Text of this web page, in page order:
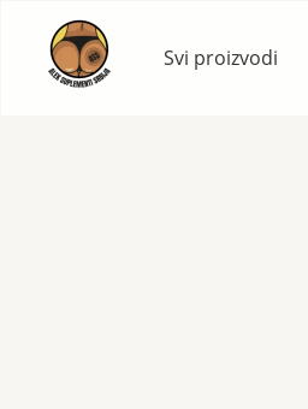
content
Svi proizvodi